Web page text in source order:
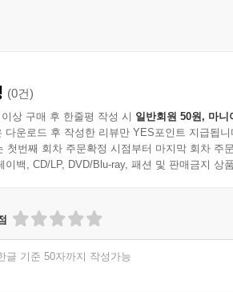
(0건)
상 구매 후 한줄평 작성 시 일반회원 50원, 마니
다운로드 후 작성한 리뷰만 YES포인트 지급됩니
첫번째 회차 주문확정 시점부터 마지막 회차 주
이백, CD/LP, DVD/Blu-ray, 패션 및 판매금지 상
글 기준 50자까지 작성가능